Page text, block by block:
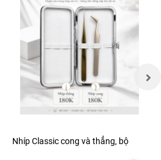
Nhíp Classic cong và thẳng, bộ